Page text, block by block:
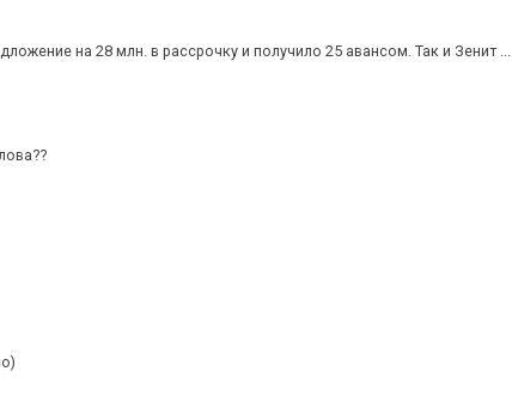
на 28 млн. в рассрочку и получило 25 авансом. Так и Зенит ...